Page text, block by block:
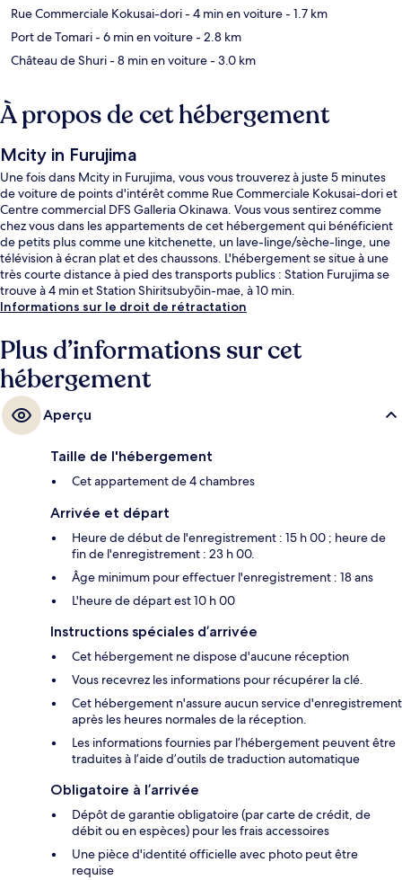
Rue Commerciale Kokusai-dori- 4 min en voiture- 1.7 km
Port de Tomari- 6 min en voiture- 2.8 km
Château de Shuri- 8 min en voiture- 3.0 km
À propos de cet hébergement
Mcity in Furujima
Une fois dans Mcity in Furujima, vous vous trouverez à juste 5 minutes
de voiture de points d'intérêt comme Rue Commerciale Kokusai-dori et
Centre commercial DFS Galleria Okinawa. Vous vous sentirez comme
chez vous dans les appartements de cet hébergement qui bénéficient
de petits plus comme une kitchenette, un lave-linge/sèche-linge, une
télévision à écran plat et des chaussons. L'hébergement se situe à une
très courte distance à pied des transports publics : Station Furujima se
trouve à 4 min et Station Shiritsubyōin-mae, à 10 min.
Informations sur le droit de rétractation
Plus d’informations sur cet
hébergement
Aperçu
Taille de l'hébergement
Cet appartement de 4 chambres
Arrivée et départ
Heure de début de l'enregistrement : 15 h 00 ; heure de
fin de l'enregistrement : 23 h 00.
Âge minimum pour effectuer l'enregistrement : 18 ans
L'heure de départ est 10 h 00
Instructions spéciales d’arrivée
Cet hébergement ne dispose d'aucune réception
Vous recevrez les informations pour récupérer la clé.
Cet hébergement n'assure aucun service d'enregistrement
après les heures normales de la réception.
Les informations fournies par l’hébergement peuvent être
traduites à l’aide d’outils de traduction automatique
Obligatoire à l’arrivée
Dépôt de garantie obligatoire (par carte de crédit, de
débit ou en espèces) pour les frais accessoires
Une pièce d'identité officielle avec photo peut être
requise